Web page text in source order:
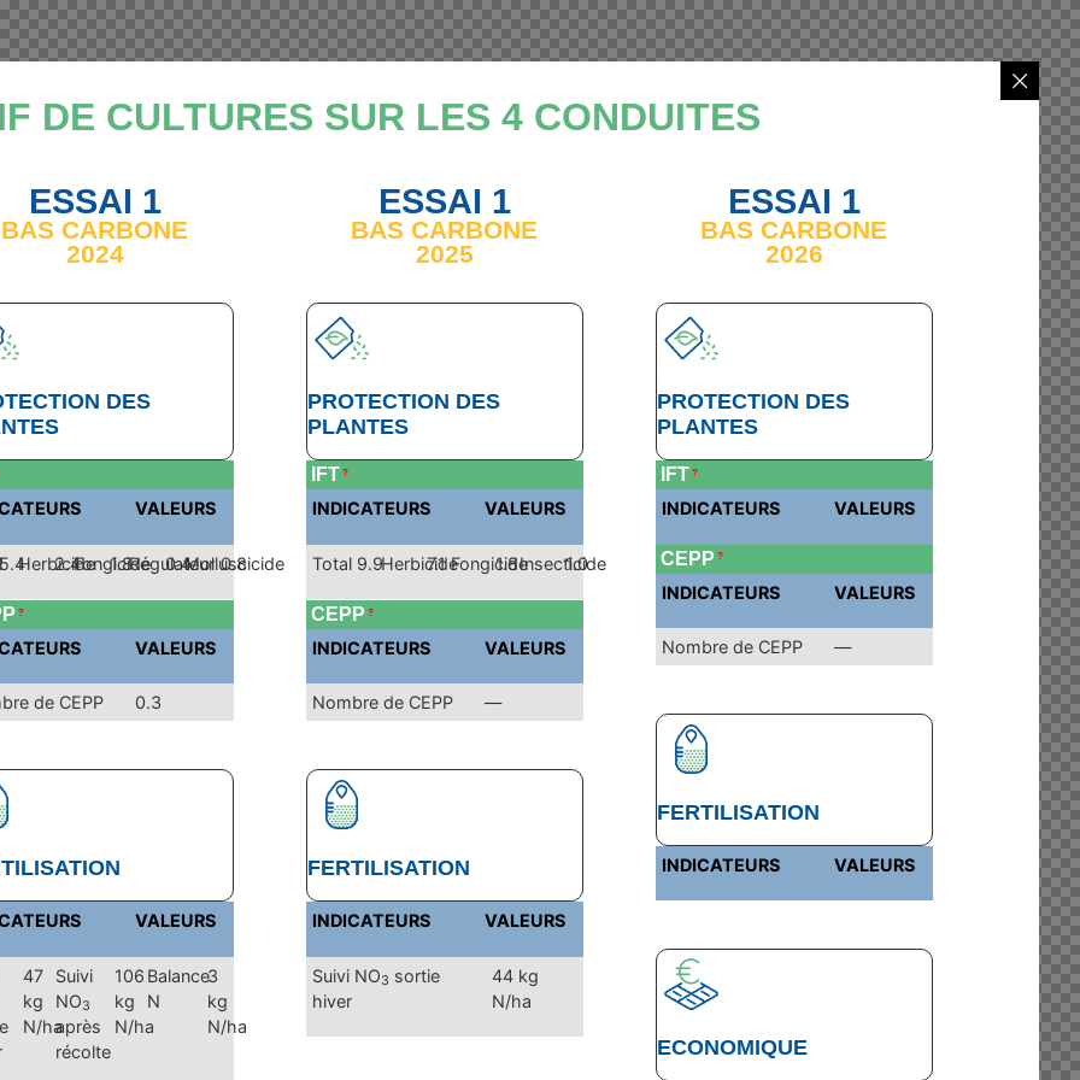
DE CULTURES SUR LES 4 CONDUITES
ESSAI 1
BAS CARBONE
2024
DES
VALEURS
5.4Herbicide
2.4Fongicide
1.8Régulateur
0.4Molluscicide
0.8
?
VALEURS
de CEPP 0.3
VALEURS
47
kg
N/ha
Suivi
NO3
après
récolte
106
kg
N/ha
Balance
N
3
kg
N/ha
ESSAI 1
BAS CARBONE
2025
PROTECTION DES
PLANTES
IFT?
INDICATEURS VALEURS
Total 9.9Herbicide
7.1 Fongicide
1.8Insecticide
1.0
CEPP ?
INDICATEURS VALEURS
Nombre de CEPP —
FERTILISATION
INDICATEURS VALEURS
Suivi NO3 sortie
hiver
44 kg
N/ha
ESSAI 1
BAS CARBONE
2026
PROTECTION DES
PLANTES
IFT?
INDICATEURS VALEURS
CEPP ?
INDICATEURS VALEURS
Nombre de CEPP —
FERTILISATION
INDICATEURS VALEURS
ECONOMIQUE